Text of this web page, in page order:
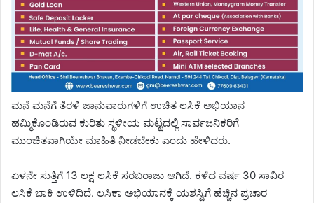
ಮನೆ ಮನೆಗೆ ತೆರಳಿ ಜಾನುವಾರುಗಳಿಗೆ ಉಚಿತ ಲಸಿಕೆ ಅಭಿಯಾನ
ಹಮ್ಮಿಕೊಂಡಿರುವ ಕುರಿತು ಸ್ಥಳೀಯ ಮಟ್ಟದಲ್ಲಿ ಸಾರ್ವಜನಿಕರಿಗೆ
ಮುಂಚಿತವಾಗಿಯೇ ಮಾಹಿತಿ ನೀಡಬೇಕು ಎಂದು ಹೇಳಿದರು.
ಏಳನೇ ಸುತ್ತಿಗೆ 13 ಲಕ್ಷ ಲಸಿಕೆ ಸರಬರಾಜು ಆಗಿದೆ. ಕಳೆದ ವರ್ಷ 30 ಸಾವಿರ
ಲಸಿಕೆ ಬಾಕಿ ಉಳಿದಿದೆ. ಲಸಿಕಾ ಅಭಿಯಾನಕ್ಕೆ ಯಶಸ್ವಿಗೆ ಹೆಚ್ಚಿನ ಪ್ರಚಾರ